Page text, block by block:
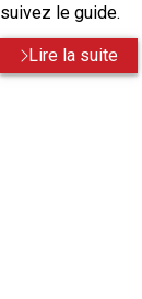
suivez le guide.
Lire la suite